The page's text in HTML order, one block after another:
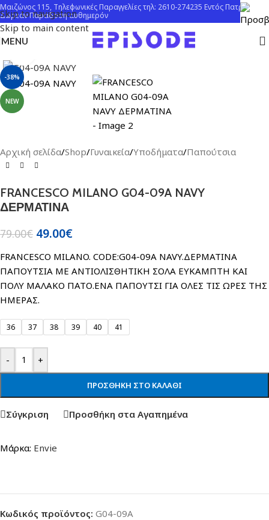
Skip to navigation
Skip to main content
Μαιζώνος 115, Τηλεφωνικές Παραγγελίες τηλ: 2610-274235 Εντός Πατρών
Δωρεάν Παράδοση αυθημερόν
MENU
-38%
NEW
Click to enlarge
Αρχική σελίδα/Shop/Γυναικεία/Υποδήματα/Παπούτσια
FRANCESCO MILANO G04-09A NAVY
ΔΕΡΜΑΤΙΝΑ
79.00€ 49.00€
FRANCESCO MILANO. CODE:G04-09A NAVY.ΔΕΡΜΑΤΙΝΑ
ΠΑΠΟΥΤΣΙΑ ΜΕ ΑΝΤΙΟΛΙΣΘΗΤΙΚΗ ΣΟΛΑ ΕΥΚΑΜΠΤΗ ΚΑΙ
ΠΟΛΥ ΜΑΛΑΚΟ ΠΑΤΟ.ΕΝΑ ΠΑΠΟΥΤΣΙ ΓΙΑ ΟΛΕΣ ΤΙΣ ΩΡΕΣ ΤΗΣ
ΗΜΕΡΑΣ.
36 37 38 39 40 41
- +
ΠΡΟΣΘΉΚΗ ΣΤΟ ΚΑΛΆΘΙ
Σύγκριση Προσθήκη στα Αγαπημένα
Μάρκα: Envie
Κωδικός προϊόντος: G04-09A